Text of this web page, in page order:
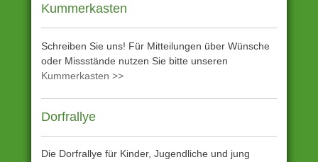
Kummerkasten
Schreiben Sie uns! Für Mitteilungen über Wünsche
oder Missstände nutzen Sie bitte unseren
Kummerkasten >>
Dorfrallye
Die Dorfrallye für Kinder, Jugendliche und jung